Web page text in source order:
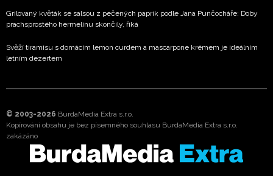
Grilovaný květák se salsou z pečených paprik podle Jana Punčocháře: Doby
prachsprostého hermelínu skončily, říká
Svěží tiramisu s domácím lemon curdem a mascarpone krémem je ideálním
letním dezertem
© 2003-2026 BurdaMedia Extra s.r.o.
Kopírování obsahu je bez písemného souhlasu BurdaMedia Extra s.r.o.
zakázáno